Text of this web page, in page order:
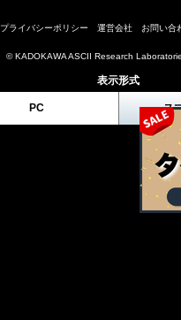
プライバシーポリシー 運営会社 お問い合
© KADOKAWA ASCII Research
表示形式
PC ス